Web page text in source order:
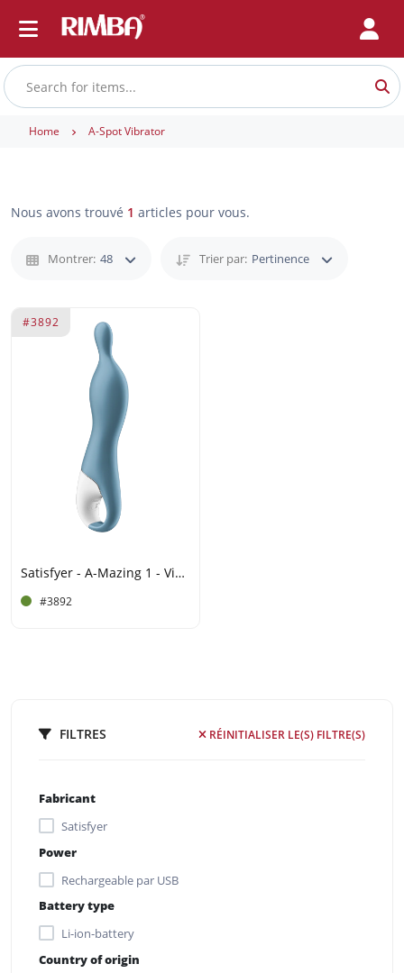
Home A-Spot Vibrator
Nous avons trouvé 1 articles pour vous.
Montrer: 48 Trier par: Pertinence
#3892
Satisfyer - A-Mazing 1 - Vibromasseur A-Spot - Bleu
#3892
FILTRES RÉINITIALISER LE(S) FILTRE(S)
Fabricant
Satisfyer
Power
Rechargeable par USB
Battery type
Li-ion-battery
Country of origin